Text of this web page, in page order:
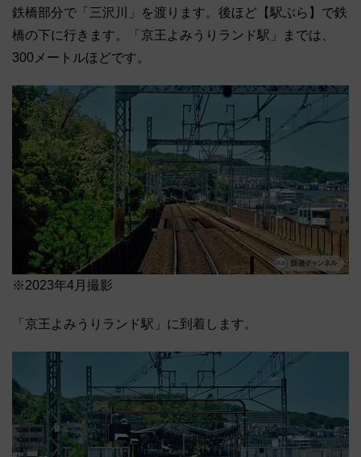
鉄橋部分で「三沢川」を渡ります。後ほど【駅ぶら】で鉄
橋の下に行きます。「京王よみうりランド駅」までは、
300メートルほどです。
※2023年4月撮影
「京王よみうりランド駅」に到着します。